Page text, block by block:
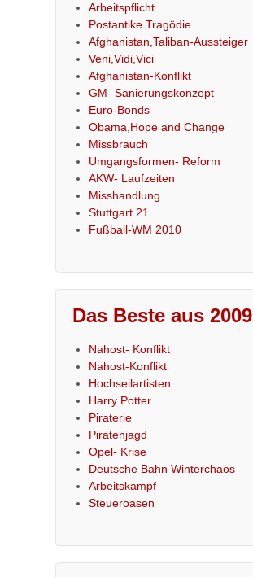
Arbeitspflicht
Postantike Tragödie
Afghanistan,Taliban-Aussteiger
Veni,Vidi,Vici
Afghanistan-Konflikt
GM- Sanierungskonzept
Euro-Bonds
Obama,Hope and Change
Missbrauch
Umgangsformen- Reform
AKW- Laufzeiten
Misshandlung
Stuttgart 21
Fußball-WM 2010
Das Beste aus 2009
Nahost- Konflikt
Nahost-Konflikt
Hochseilartisten
Harry Potter
Piraterie
Piratenjagd
Opel- Krise
Deutsche Bahn Winterchaos
Arbeitskampf
Steueroasen